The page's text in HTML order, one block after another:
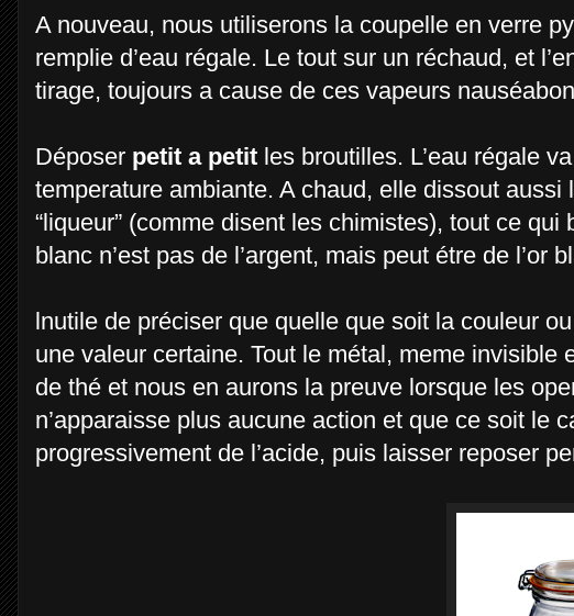
A nouveau, nous utiliserons la coupelle en verre
remplie d’eau régale. Le tout sur un réchaud, et
tirage, toujours a cause de ces vapeurs
Déposer petit a petit les broutilles. L’eau régale
temperature ambiante. A chaud, elle dissout
“liqueur” (comme disent les chimistes), tout ce
blanc n’est pas de l’argent, mais peut étre de l’or
lnutile de préciser que quelle que soit la couleur
une valeur certaine. Tout le métal, meme
de thé et nous en aurons la preuve lorsque les
n’apparaisse plus aucune action et que ce soit le
progressivement de l’acide, puis laisser reposer